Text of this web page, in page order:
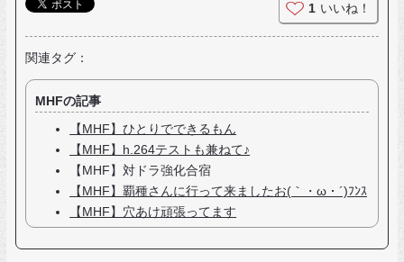
1 いいね！
関連タグ：
MHFの記事
【MHF】ひとりでできるもん
【MHF】h.264テストも兼ねて♪
【MHF】対ドラ強化合宿
【MHF】覇種さんに行って来ましたお(｀・ω・´)ﾌﾝｽ
【MHF】穴あけ頑張ってます